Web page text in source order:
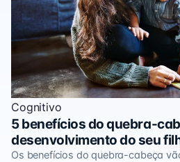
Cognitivo
5 benefícios do quebra-
desenvolvimento do seu
Os benefícios do quebra-cabeça